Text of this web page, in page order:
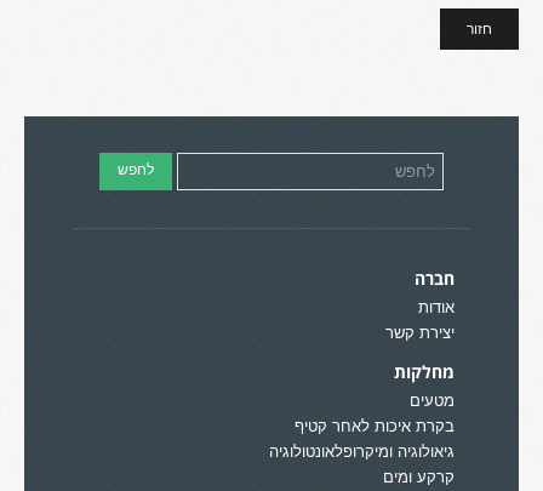
חזור
חברה
אודות
יצירת קשר
מחלקות
מטעים
בקרת איכות לאחר קטיף
גיאולוגיה ומיקרופלאונטולוגיה
קרקע ומים